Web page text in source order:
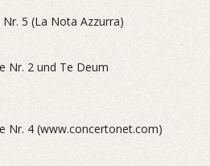
5 (La Nota Azzurra)
Nr. 2 und Te Deum
Nr. 4 (www.concertonet.com)